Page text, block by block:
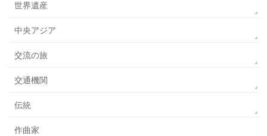
世界遺産
中央アジア
交流の旅
交通機関
伝統
作曲家